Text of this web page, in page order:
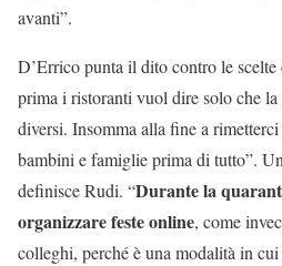
avanti”.
D’Errico punta il dito contro le
prima i ristoranti vuol dire solo che la
diversi. Insomma alla fine a
bambini e famiglie prima di tutto”.
definisce Rudi. “Durante la
organizzare feste online, come
colleghi, perché è una modalità in